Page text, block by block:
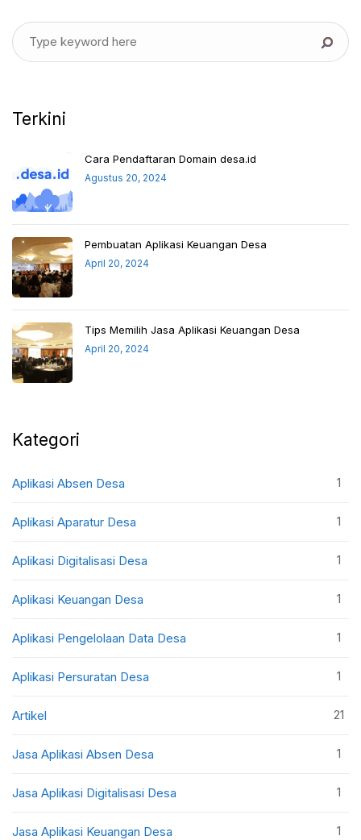
Terkini
Cara Pendaftaran Domain desa.id
Agustus 20, 2024
Pembuatan Aplikasi Keuangan Desa
April 20, 2024
Tips Memilih Jasa Aplikasi Keuangan Desa
April 20, 2024
Kategori
Aplikasi Absen Desa 1
Aplikasi Aparatur Desa 1
Aplikasi Digitalisasi Desa 1
Aplikasi Keuangan Desa 1
Aplikasi Pengelolaan Data Desa 1
Aplikasi Persuratan Desa 1
Artikel 21
Jasa Aplikasi Absen Desa 1
Jasa Aplikasi Digitalisasi Desa 1
Jasa Aplikasi Keuangan Desa 1